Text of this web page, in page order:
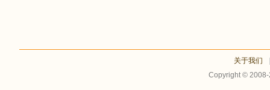
关于我们
Copyright ©